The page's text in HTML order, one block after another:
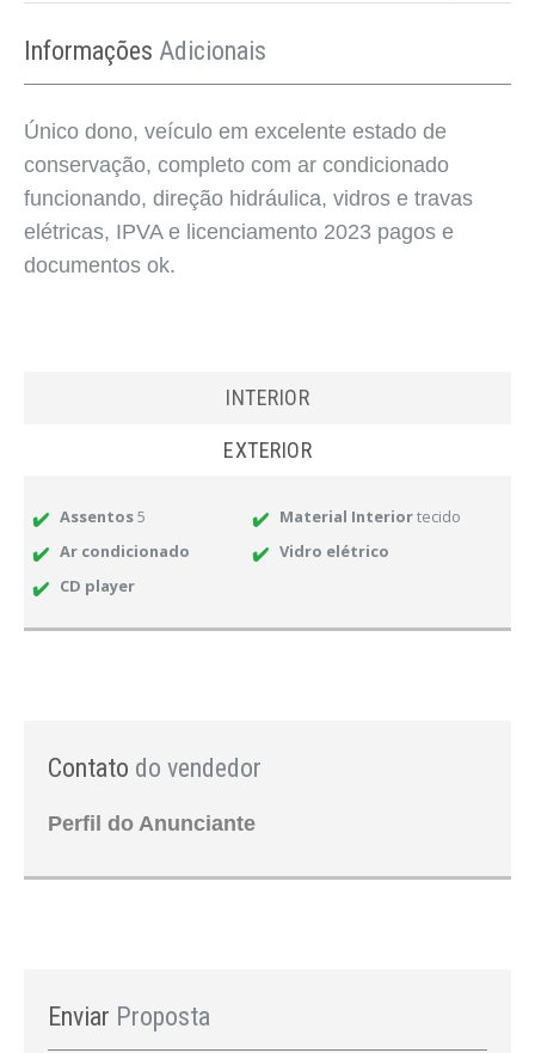
Informações Adicionais
Único dono, veículo em excelente estado de
conservação, completo com ar condicionado
funcionando, direção hidráulica, vidros e travas
elétricas, IPVA e licenciamento 2023 pagos e
documentos ok.
INTERIOR
EXTERIOR
Assentos5 Material Interiortecido
Ar condicionado
Vidro elétrico
CD player
Contato do vendedor
Perfil do Anunciante
Enviar Proposta